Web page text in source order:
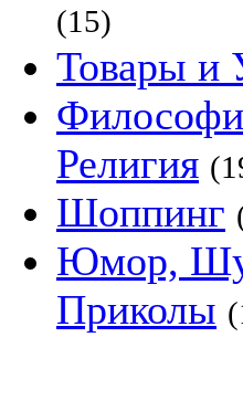
(15)
Товары и
Религия
Шоппинг
Юмор,
Приколы